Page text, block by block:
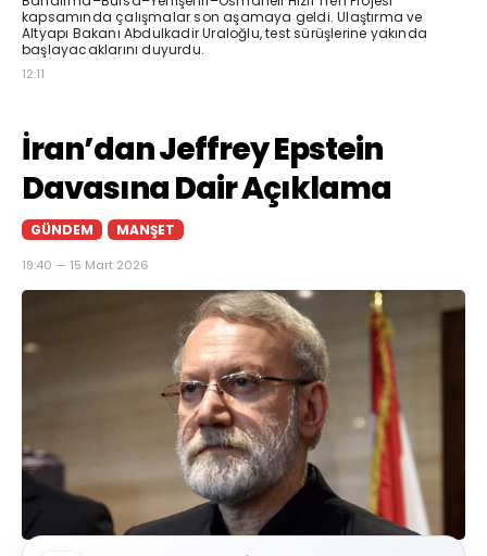
kapsamında çalışmalar son aşamaya geldi. Ulaştırma ve
Altyapı Bakanı Abdulkadir Uraloğlu, test sürüşlerine yakında
başlayacaklarını duyurdu.
12:11